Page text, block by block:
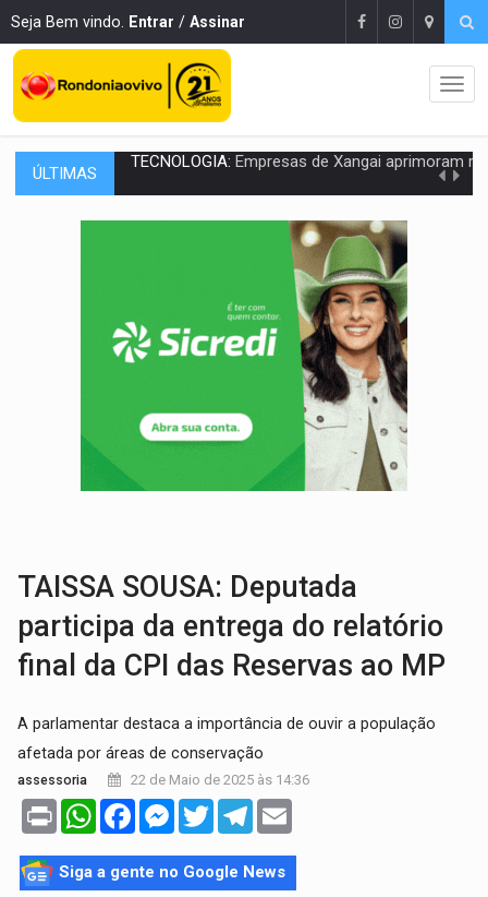
Seja Bem vindo. Entrar / Assinar
ÚLTIMAS PROTEGE A TERRA: China descobre como explodir asteroide com bomba
VÍDEO:Motociclista morre após bater na traseira de
Essa receita com frango virou o meu
EMPREENDEDORISMO: 7 negócios que podem começar com pouco dinheiro e
GIGANTE DA AMÉRICA: Brasil reúne dimensão continental e posição
10 dicas importantes para quem quer
VARCENA:Cientistas descobrem nova espécie de rã em florestas
BARGANHA: Vai comprar celular usado? Veja como consultar o
TAISSA SOUSA: Deputada
participa da entrega do relatório
final da CPI das Reservas ao MP
A parlamentar destaca a importância de ouvir a população
afetada por áreas de conservação
assessoria 22 de Maio de 2025 às 14:36
Print WhatsAppFacebookMessenger
TwitterTelegram
Siga a gente no Google News